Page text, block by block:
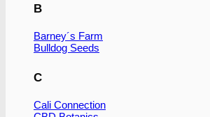
B
Barney´s Farm
Bulldog Seeds
C
Cali Connection